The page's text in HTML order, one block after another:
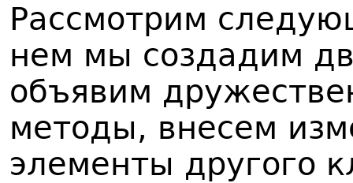
Рассмотрим
нем мы создадим
объявим
методы, внесем
элементы другого